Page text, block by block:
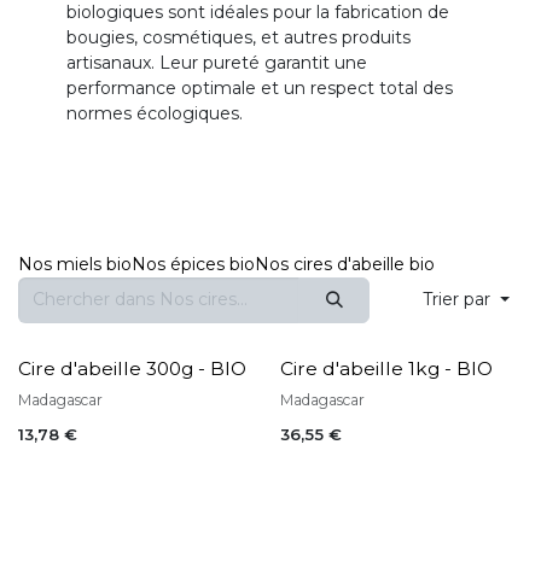
biologiques sont idéales pour la fabrication de
bougies, cosmétiques, et autres produits
artisanaux. Leur pureté garantit une
performance optimale et un respect total des
normes écologiques.
Nos miels bioNos épices bioNos cires d'abeille bio
Trier par
BIO
Cire d'abeille 300g - BIO
Madagascar
13,78 €
BIO
Cire d'abeille 1kg - BIO
Madagascar
36,55€